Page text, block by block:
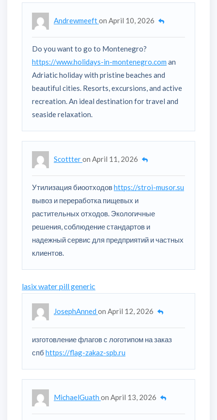
Andrewmeefton April 10, 2026
Do you want to go to Montenegro?
https://www.holidays-in-montenegro.com an
Adriatic holiday with pristine beaches and
beautiful cities. Resorts, excursions, and active
recreation. An ideal destination for travel and
seaside relaxation.
Scottteron April 11, 2026
Утилизация биоотходовhttps://stroi-musor.su
вывоз и переработка пищевых и
растительных отходов. Экологичные
решения, соблюдение стандартов и
надежный сервис для предприятий и частных
клиентов.
lasix water pill generic
JosephAnned on April 12, 2026
изготовление флагов с логотипом на заказ
спб https://flag-zakaz-spb.ru
MichaelGuath on April 13, 2026